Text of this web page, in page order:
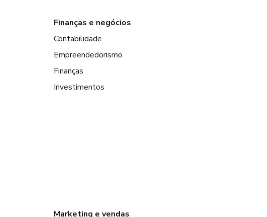
Finanças e negócios
Contabilidade
Empreendedorismo
Finanças
Investimentos
Marketing e vendas